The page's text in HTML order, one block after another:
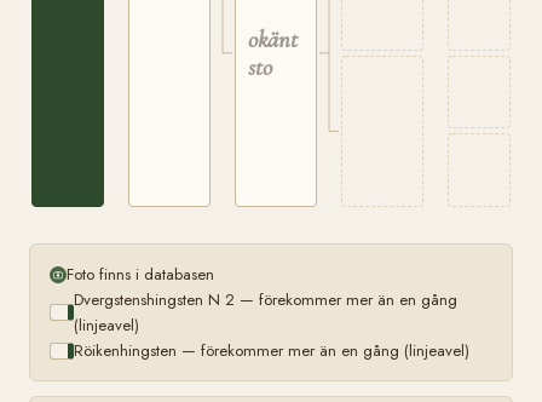
okänt
sto
Foto finns i databasen
Dvergstenshingsten N 2 — förekommer mer än en gång
(linjeavel)
Röikenhingsten — förekommer mer än en gång (linjeavel)